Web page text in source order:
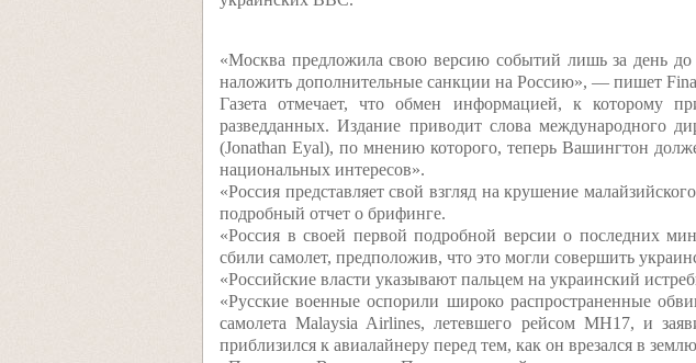
«Москва предложила свою версию событий лишь за день
наложить дополнительные санкции на Россию», — пишет
Газета отмечает, что обмен информацией, к которому
разведданных. Издание приводит слова международного
(Jonathan Eyal), по мнению которого, теперь Вашингтон
национальных интересов».
«Россия представляет свой взгляд на крушение
подробный отчет о брифинге.
«Россия в своей первой подробной версии о последних
сбили самолет, предположив, что это могли совершить
«Российские власти указывают пальцем на украинский
«Русские военные оспорили широко распространенные
самолета Malaysia Airlines, летевшего рейсом MH17, и
приблизился к авиалайнеру перед тем, как он врезался в